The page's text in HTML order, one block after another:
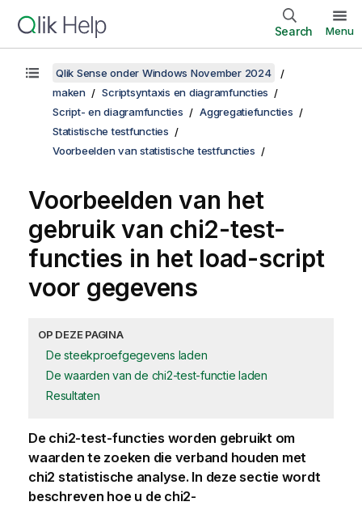
Search Menu
Qlik Sense onder Windows November 2024
maken
Scriptsyntaxis en diagramfuncties
Script- en diagramfuncties
Aggregatiefuncties
Statistische testfuncties
Voorbeelden van statistische testfuncties
Voorbeelden van het
gebruik van chi2-test-
functies in het load-script
voor gegevens
OP DEZE PAGINA
De steekproefgegevens laden
De waarden van de chi2-test-functie laden
Resultaten
De chi2-test-functies worden gebruikt om
waarden te zoeken die verband houden met
chi2 statistische analyse. In deze sectie wordt
beschreven hoe u de chi2-